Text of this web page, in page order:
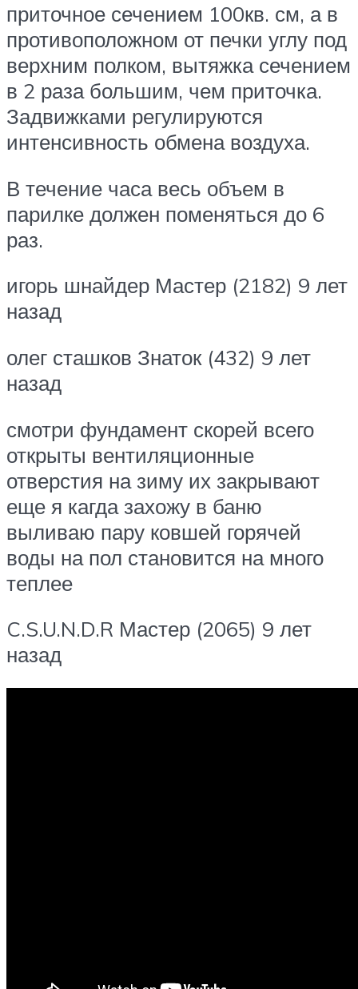
приточное сечением 100кв. см, а в
противоположном от печки углу под
верхним полком, вытяжка сечением
в 2 раза большим, чем приточка.
Задвижками регулируются
интенсивность обмена воздуха.
В течение часа весь объем в
парилке должен поменяться до 6
раз.
игорь шнайдер Мастер (2182) 9 лет
назад
олег сташков Знаток (432) 9 лет
назад
смотри фундамент скорей всего
открыты вентиляционные
отверстия на зиму их закрывают
еще я кагда захожу в баню
выливаю пару ковшей горячей
воды на пол становится на много
теплее
C.S.U.N.D.R Мастер (2065) 9 лет
назад